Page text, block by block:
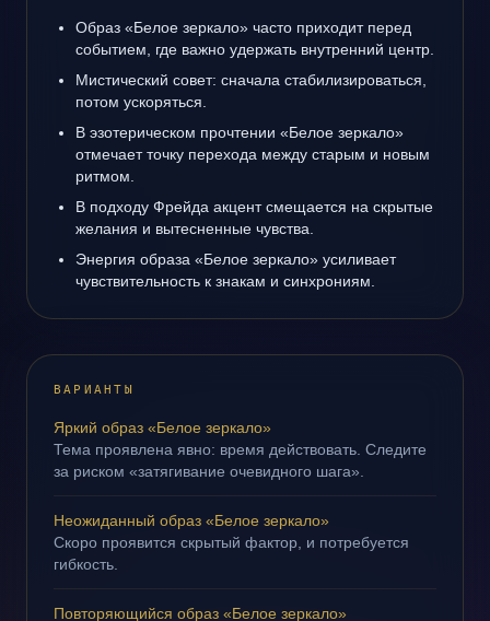
Образ «Белое зеркало» часто приходит перед
событием, где важно удержать внутренний центр.
Мистический совет: сначала стабилизироваться,
потом ускоряться.
В эзотерическом прочтении «Белое зеркало»
отмечает точку перехода между старым и новым
ритмом.
В подходу Фрейда акцент смещается на скрытые
желания и вытесненные чувства.
Энергия образа «Белое зеркало» усиливает
чувствительность к знакам и синхрониям.
ВАРИАНТЫ
Яркий образ «Белое зеркало»
Тема проявлена явно: время действовать. Следите
за риском «затягивание очевидного шага».
Неожиданный образ «Белое зеркало»
Скоро проявится скрытый фактор, и потребуется
гибкость.
Повторяющийся образ «Белое зеркало»